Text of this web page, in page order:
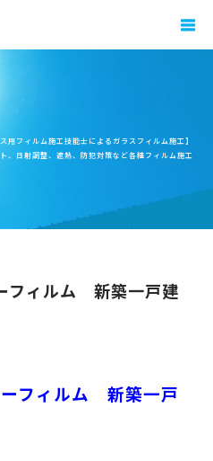
用フィルム施工技能士によるガラスフィルム施工】
、日射調整、遮熱、防犯対策など各種フィルム施工
フィルム 新築一戸建
フィルム 新築一戸